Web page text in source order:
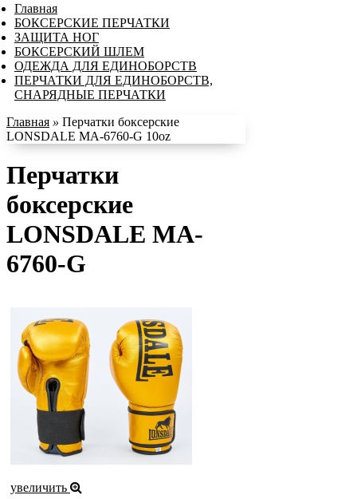
Главная
БОКСЕРСКИЕ ПЕРЧАТКИ
ЗАЩИТА НОГ
БОКСЕРСКИЙ ШЛЕМ
ОДЕЖДА ДЛЯ ЕДИНОБОРСТВ
ПЕРЧАТКИ ДЛЯ ЕДИНОБОРСТВ,
СНАРЯДНЫЕ ПЕРЧАТКИ
Главная » Перчатки боксерские
LONSDALE MA-6760-G 10oz
Перчатки
боксерские
LONSDALE MA-
6760-G
увеличить